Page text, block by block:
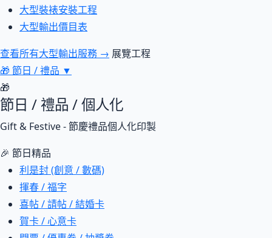
大型裝裱安裝工程
大型輸出價目表
查看所有大型輸出服務 → 展覽工程
🎁 節日 / 禮品 ▼
🎁
節日 / 禮品 / 個人化
Gift & Festive - 節慶禮品個人化印製
🎉 節日精品
利是封 (創意 / 數碼)
揮春 / 福字
喜帖 / 請帖 / 結婚卡
賀卡 / 心意卡